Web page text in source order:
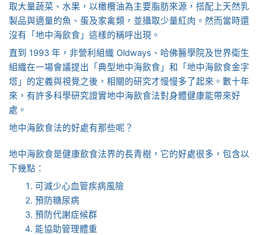
取大量蔬菜、水果，以橄欖油為主要脂肪來源，搭配上天然乳
製品與適量的魚、蛋及家禽類，並攝取少量紅肉。然而當時還
沒有「地中海飲食」這樣的稱呼出現。
直到 1993 年，非營利組織 Oldways、哈佛醫學院及世界衛生
組織在一場會議提出「典型地中海飲食」和「地中海飲食金字
塔」的定義與視覺之後，相關的研究才慢慢多了起來。數十年
來，有許多科學研究證實地中海飲食法對身體健康能帶來好
處。
地中海飲食法的好處有那些呢？
地中海飲食是健康飲食法界的長青樹，它的好處很多，包含以
下幾點：
可減少心血管疾病風險
預防糖尿病
預防代謝症候群
能協助管理體重